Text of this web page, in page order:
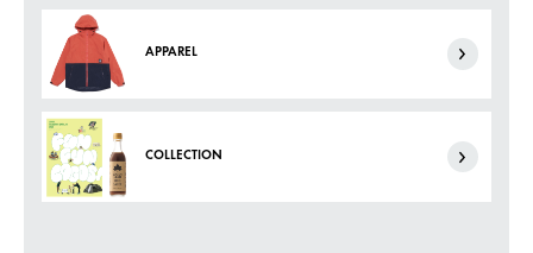
APPAREL
COLLECTION